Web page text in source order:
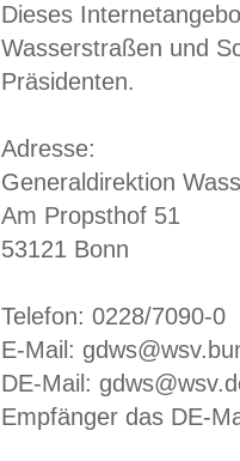
Dieses
Wasserstraßen und
Präsidenten.
Adresse:
Generaldirektion
Am Propsthof 51
53121 Bonn
Telefon: 0228/7090-0
E-Mail:
DE-Mail:
Empfänger das DE-